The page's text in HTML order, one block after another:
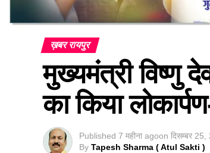
ख़बर रायपुर
मुख्यमंत्री विष्णु
का किया
Published 7 महीना agoon दिसम्बर
By Tapesh Sharma ( Atul Sakti )